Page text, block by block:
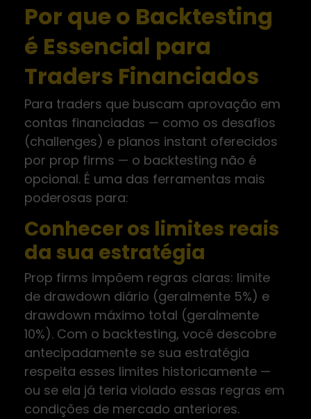
Por que o Backtesting
é Essencial para
Traders Financiados
Para traders que buscam aprovação em
contas financiadas — como os desafios
(challenges) e planos instant oferecidos
por prop firms — o backtesting não é
opcional. É uma das ferramentas mais
poderosas para:
Conhecer os limites reais
da sua estratégia
Prop firms impõem regras claras: limite
de drawdown diário (geralmente 5%) e
drawdown máximo total (geralmente
10%). Com o backtesting, você descobre
antecipadamente se sua estratégia
respeita esses limites historicamente —
ou se ela já teria violado essas regras em
condições de mercado anteriores.